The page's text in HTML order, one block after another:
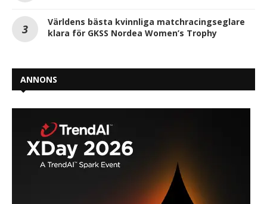
Världens bästa kvinnliga matchracingseglare
klara för GKSS Nordea Women’s Trophy
ANNONS